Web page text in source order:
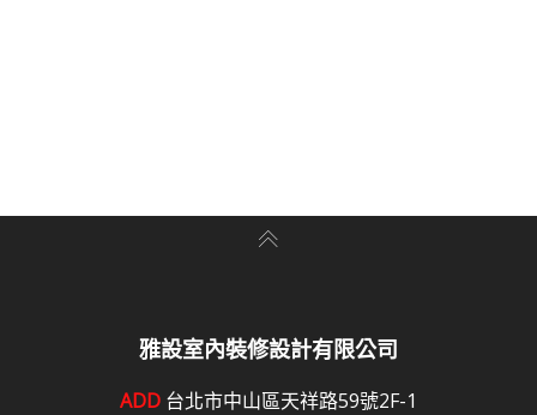
雅設室內裝修設計有限公司
ADD 台北市中山區天祥路59號2F-1